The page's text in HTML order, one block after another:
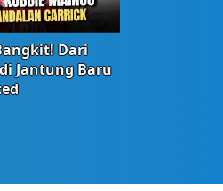
Dari
Jantung Baru